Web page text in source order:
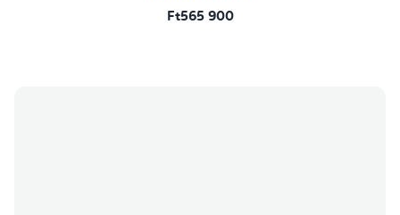
Ft565 900